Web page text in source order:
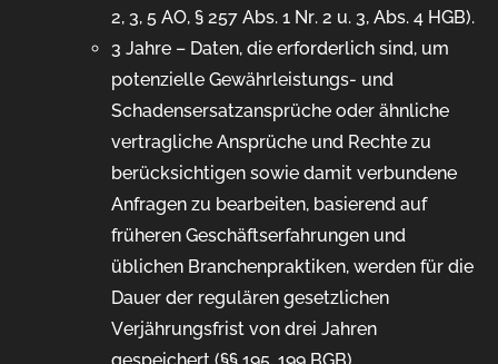
2, 3, 5 AO, § 257 Abs. 1 Nr. 2 u. 3, Abs. 4 HGB).
3 Jahre – Daten, die erforderlich sind, um
potenzielle Gewährleistungs- und
Schadensersatzansprüche oder ähnliche
vertragliche Ansprüche und Rechte zu
berücksichtigen sowie damit verbundene
Anfragen zu bearbeiten, basierend auf
früheren Geschäftserfahrungen und
üblichen Branchenpraktiken, werden für die
Dauer der regulären gesetzlichen
Verjährungsfrist von drei Jahren